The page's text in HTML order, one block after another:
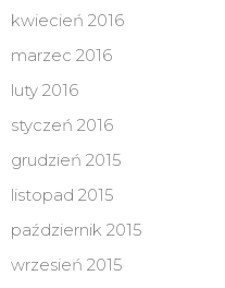
kwiecień 2016
marzec 2016
luty 2016
styczeń 2016
grudzień 2015
listopad 2015
październik 2015
wrzesień 2015